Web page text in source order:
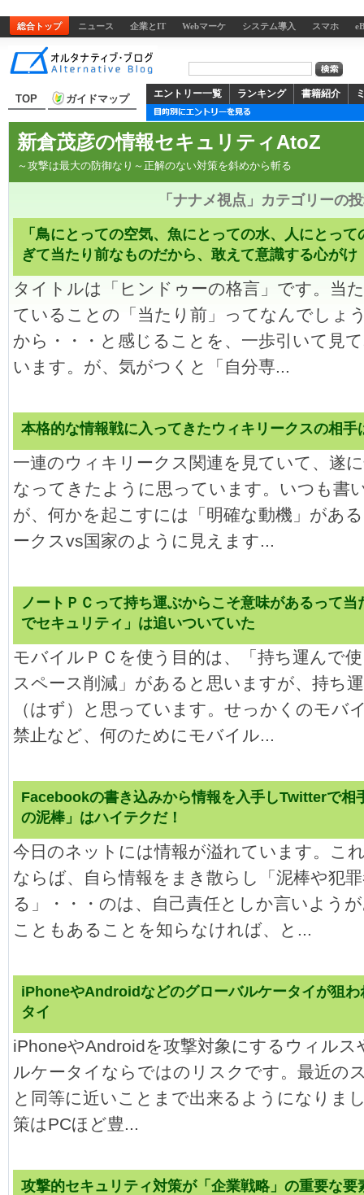
総合トップ ニュース 企業とIT Webマーケ システム導入 スマホ
TOP ガイドマップ エントリー一覧 ランキング 書籍紹介
新倉茂彦の情報セキュリティAtoZ
～攻撃は最大の防御なり～正解のない対策を斜めから斬る
「ナナメ視点」カテゴリーの
「鳥にとっての空気、魚にとっての水、人にとっ
ぎて当たり前なものだから、敢えて意識する心がけ
タイトルは「ヒンドゥーの格言」です。当
ていることの「当たり前」ってなんでしょ
から・・・と感じることを、一歩引いて見
います。が、気がつくと「自分専...
本格的な情報戦に入ってきたウィキリークスの相手
一連のウィキリークス関連を見ていて、遂
なってきたように思っています。いつも書
が、何かを起こすには「明確な動機」があ
ークスvs国家のように見えます...
ノートＰＣって持ち運ぶからこそ意味があるって
でセキュリティ」は追いついていた
モバイルＰＣを使う目的は、「持ち運んで
スペース削減」があると思いますが、持ち
（はず）と思っています。せっかくのモバ
禁止など、何のためにモバイル...
Facebookの書き込みから情報を入手しTwitterで相
の泥棒」はハイテクだ！
今日のネットには情報が溢れています。こ
ならば、自ら情報をまき散らし「泥棒や犯
る」・・・のは、自己責任としか言いよう
こともあることを知らなければ、と...
iPhoneやAndroidなどのグローバルケータイが狙わ
タイ
iPhoneやAndroidを攻撃対象にするウィルス
ルケータイならではのリスクです。最近の
と同等に近いことまで出来るようになりま
策はPCほど豊...
攻撃的セキュリティ対策が「企業戦略」の重要な要